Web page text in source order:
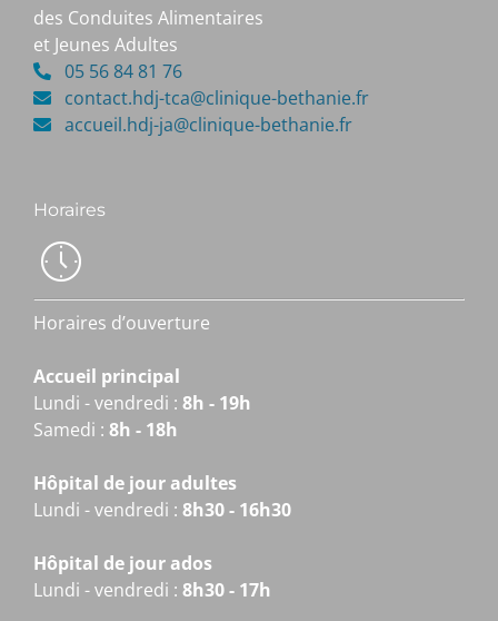
des Conduites Alimentaires
et Jeunes Adultes
05 56 84 81 76
contact.hdj-tca@clinique-bethanie.fr
accueil.hdj-ja@clinique-bethanie.fr
Horaires
Horaires d’ouverture
Accueil principal
Lundi - vendredi : 8h - 19h
Samedi : 8h - 18h
Hôpital de jour adultes
Lundi - vendredi : 8h30 - 16h30
Hôpital de jour ados
Lundi - vendredi : 8h30 - 17h